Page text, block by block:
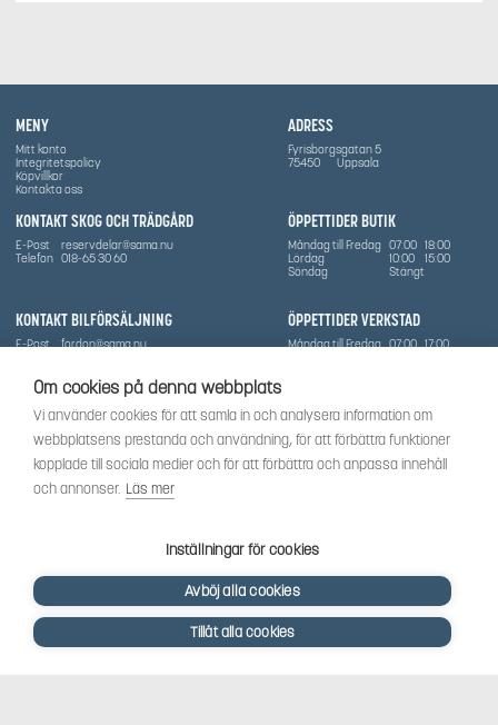
Om cookies på denna webbplats
Vi använder cookies för att samla in och analysera information om
webbplatsens prestanda och användning, för att förbättra funktioner
kopplade till sociala medier och för att förbättra och anpassa innehåll
och annonser. Läs mer
Inställningar för cookies
Avböj alla cookies
Tillåt alla cookies
MENY
Mitt konto
Integritetspolicy
Köpvillkor
Kontakta oss
ÖPPETTIDER BUTIK
Måndag till Fredag 07:00 18:00
Lördag
10:00
15:00
Söndag
Stängt
ÖPPETTIDER VERKSTAD
Måndag till Fredag 07:00 17:00
ADRESS
Fyrisborgsgatan 5
75450
Uppsala
KONTAKT SKOG OCH TRÄDGÅRD
E-Post
reservdelar@sama.nu
Telefon 018-65 30 60
KONTAKT BILFÖRSÄLJNING
E-Post
fordon@sama.nu
Vi har sedan 1970-talet levererat skog-och trädgårdsprodukter till Uppsala med omnejd. Vi
har idag även ett brett utbud av dessa produkter samt BRP:s produktsortiment, gällande
Can-Am, Sea-Doo.
Vi är certifierad serviceverkstad.
SOCIALT